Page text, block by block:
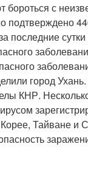
бороться с
подтверждено
последние
город
КНР.
Тайване